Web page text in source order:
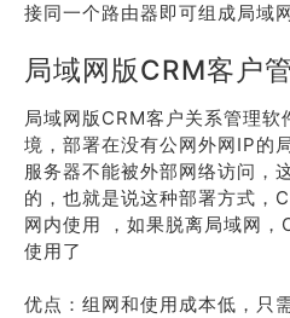
接同一个路由器即可组成局域网
局域网版CRM客户
局域网版CRM客户关系管理
境，部署在没有公网外网IP的
服务器不能被外部网络访问，
的，也就是说这种部署方式，
网内使用 ，如果脱离局域网，
使用了
优点：组网和使用成本低，只